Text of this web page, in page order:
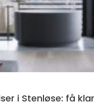
i Stenløse: få